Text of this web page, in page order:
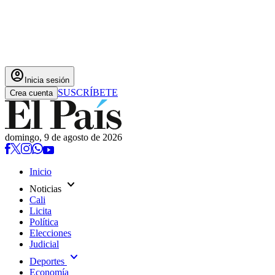
account_circle Inicia sesión
Crea cuenta SUSCRÍBETE
domingo, 9 de agosto de 2026
Inicio
Noticias expand_more
Cali
Licita
Política
Elecciones
Judicial
Deportes expand_more
Economía